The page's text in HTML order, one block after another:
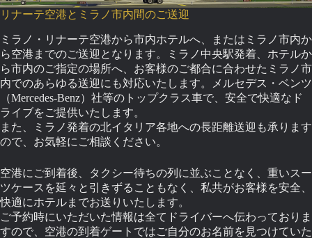
リナーテ空港とミラノ市内間のご送迎
ミラノ・リナーテ空港から市内ホテルへ、またはミラノ市内か
ら空港までのご送迎となります。ミラノ中央駅発着、ホテルか
ら市内のご指定の場所へ、お客様のご都合に合わせたミラノ市
内でのあらゆる送迎にも対応いたします。メルセデス・ベンツ
（Mercedes-Benz）社等のトップクラス車で、安全で快適なド
ライブをご提供いたします。
また、ミラノ発着の北イタリア各地への長距離送迎も承ります
ので、お気軽にご相談ください。
空港にご到着後、タクシー待ちの列に並ぶことなく、重いスー
ツケースを延々と引きずることもなく、私共がお客様を安全、
快適にホテルまでお送りいたします。
ご予約時にいただいた情報は全てドライバーへ伝わっておりま
すので、空港の到着ゲートではご自分のお名前を見つけていた